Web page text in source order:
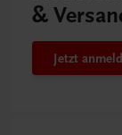
&
Jetzt